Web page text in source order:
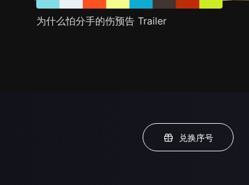
为什么怕分手的伤预告 Trailer
兑换序号